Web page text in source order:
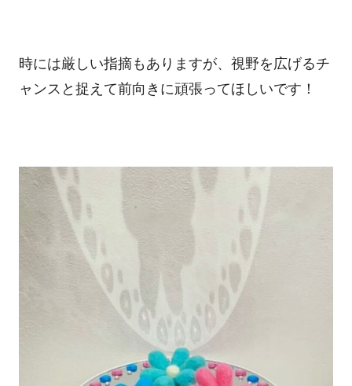
時には厳しい指摘もありますが、視野を広げるチ
ャンスと捉えて前向きに頑張ってほしいです！